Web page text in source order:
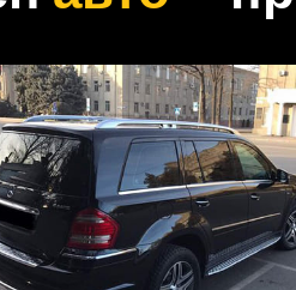
SORENTO,
год
был выкуплен за